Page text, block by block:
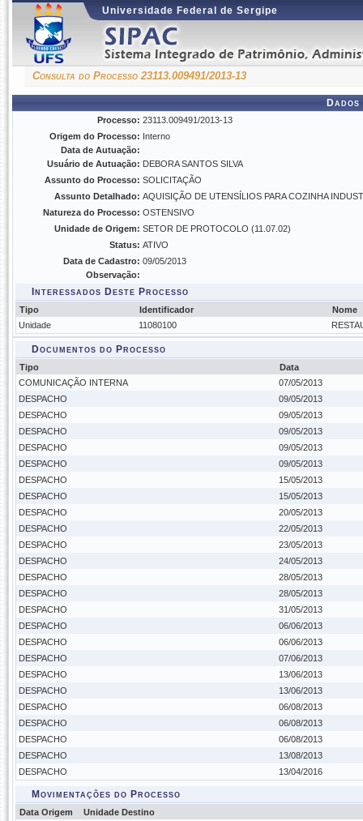
Universidade Federal de Sergipe
Consulta do Processo 23113.009491/2013-13
Processo: 23113.009491/2013-13
Origem do Processo: Interno
Data de Autuação:
Usuário de Autuação: DEBORA SANTOS SILVA
Assunto do Processo: SOLICITAÇÃO
Assunto Detalhado: AQUISIÇÃO DE UTENSÍLIOS PARA COZINHA
Natureza do Processo: OSTENSIVO
Unidade de Origem: SETOR DE PROTOCOLO (11.07.02)
Status: ATIVO
Data de Cadastro: 09/05/2013
Observação:
Interessados Deste Processo
Tipo Identificador
Nome
Unidade
11080100
Documentos do Processo
Tipo
Data
COMUNICAÇÃO INTERNA
07/05/2013
DESPACHO
09/05/2013
DESPACHO
09/05/2013
DESPACHO
09/05/2013
DESPACHO
09/05/2013
DESPACHO
09/05/2013
DESPACHO
15/05/2013
DESPACHO
15/05/2013
DESPACHO
20/05/2013
DESPACHO
22/05/2013
DESPACHO
23/05/2013
DESPACHO
24/05/2013
DESPACHO
28/05/2013
DESPACHO
28/05/2013
DESPACHO
31/05/2013
DESPACHO
06/06/2013
DESPACHO
06/06/2013
DESPACHO
07/06/2013
DESPACHO
13/06/2013
DESPACHO
13/06/2013
DESPACHO
06/08/2013
DESPACHO
06/08/2013
DESPACHO
06/08/2013
DESPACHO
13/08/2013
DESPACHO
13/04/2016
Movimentações do Processo
Data Origem
Unidade Destino